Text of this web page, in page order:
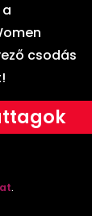
csodás
.